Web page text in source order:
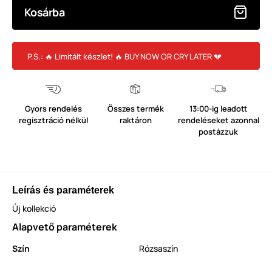
Kosárba
P.S.: 🔥 Limitált készlet! 🔥 BUY NOW OR CRY LATER 💔
Gyors rendelés
regisztráció nélkül
Összes termék
raktáron
13:00-ig leadott
rendeléseket azonnal
postázzuk
Leírás és paraméterek
Új kollekció
Alapvető paraméterek
Szín
Rózsaszín